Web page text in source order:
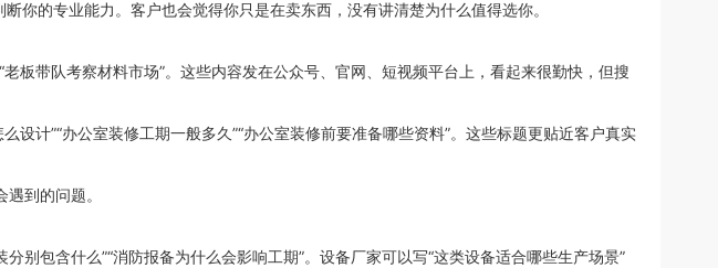
你的专业能力。客户也会觉得你只是在卖东西，没有讲清楚为什么值得选你。
板带队考察材料市场”。这些内容发在公众号、官网、短视频平台上，看起来很勤快，但搜
设计”“办公室装修工期一般多久”“办公室装修前要准备哪些资料”。这些标题更贴近客户真实
到的问题。
别包含什么”“消防报备为什么会影响工期”。设备厂家可以写“这类设备适合哪些生产场景”